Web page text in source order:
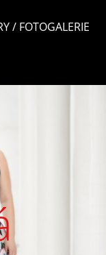
/ FOTOGALERIE